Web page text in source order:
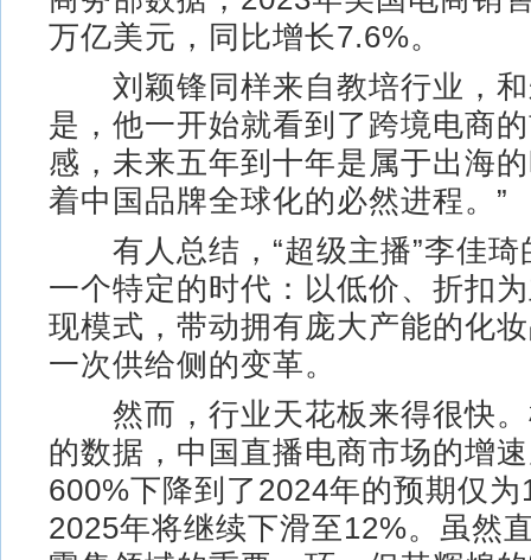
万亿美元，同比增长7.6%。
刘颖锋同样来自教培行业，和
是，他一开始就看到了跨境电商
感，未来五年到十年是属于出海
着中国品牌全球化的必然进程。”
有人总结，“超级主播”李佳琦
一个特定的时代：以低价、折扣
现模式，带动拥有庞大产能的化
一次供给侧的变革。
然而，行业天花板来得很快。
的数据，中国直播电商市场的增
600%下降到了2024年的预期仅
2025年将继续下滑至12%。虽然